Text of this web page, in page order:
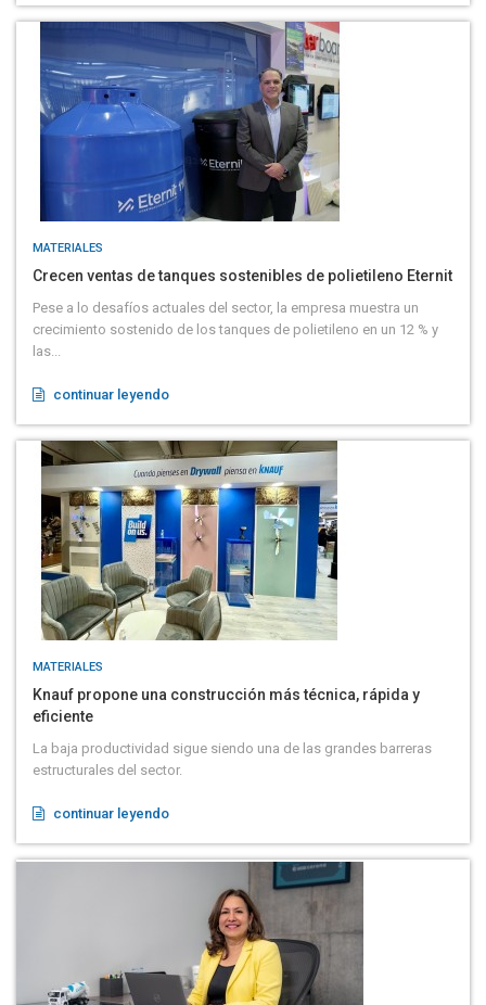
MATERIALES
Crecen ventas de tanques sostenibles de polietileno Eternit
Pese a lo desafíos actuales del sector, la empresa muestra un
crecimiento sostenido de los tanques de polietileno en un 12 % y
las...
continuar leyendo
MATERIALES
Knauf propone una construcción más técnica, rápida y
eficiente
La baja productividad sigue siendo una de las grandes barreras
estructurales del sector.
continuar leyendo